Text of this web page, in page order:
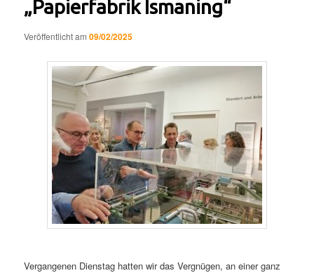
„Papierfabrik Ismaning“
Veröffentlicht am09/02/2025
Vergangenen Dienstag hatten wir das Vergnügen, an einer ganz